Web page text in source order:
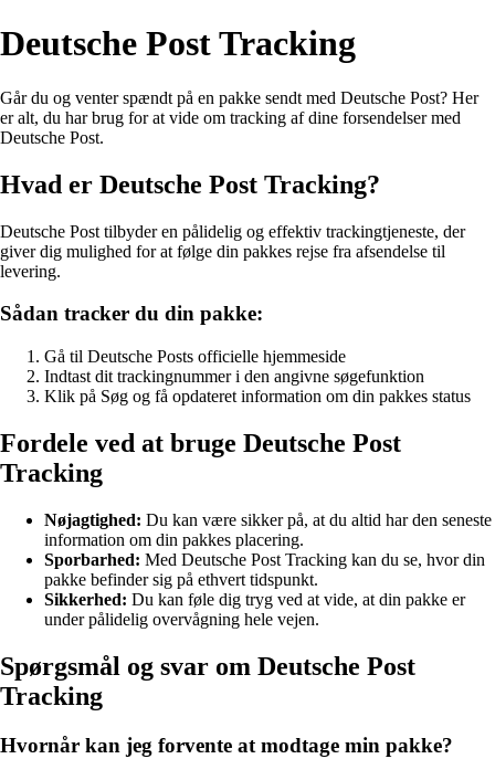
Deutsche Post Tracking
Går du og venter spændt på en pakke sendt med Deutsche Post? Her
er alt, du har brug for at vide om tracking af dine forsendelser med
Deutsche Post.
Hvad er Deutsche Post Tracking?
Deutsche Post tilbyder en pålidelig og effektiv trackingtjeneste, der
giver dig mulighed for at følge din pakkes rejse fra afsendelse til
levering.
Sådan tracker du din pakke:
Gå til Deutsche Posts officielle hjemmeside
Indtast dit trackingnummer i den angivne søgefunktion
Klik på Søg og få opdateret information om din pakkes status
Fordele ved at bruge Deutsche Post
Tracking
Nøjagtighed: Du kan være sikker på, at du altid har den seneste
information om din pakkes placering.
Sporbarhed: Med Deutsche Post Tracking kan du se, hvor din
pakke befinder sig på ethvert tidspunkt.
Sikkerhed: Du kan føle dig tryg ved at vide, at din pakke er
under pålidelig overvågning hele vejen.
Spørgsmål og svar om Deutsche Post
Tracking
Hvornår kan jeg forvente at modtage min pakke?